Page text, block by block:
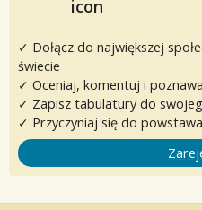
✓ Dołącz do największej
świecie
✓ Oceniaj, komentuj i
✓ Zapisz tabulatury do
✓ Przyczyniaj się do